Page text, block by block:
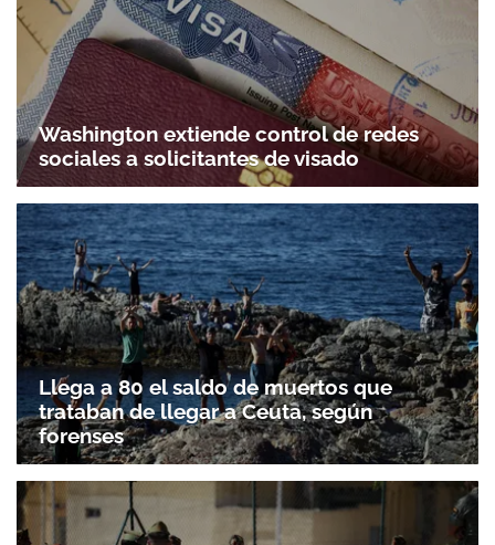
Washington extiende control de redes
sociales a solicitantes de visado
Llega a 80 el saldo de muertos que
trataban de llegar a Ceuta, según
forenses